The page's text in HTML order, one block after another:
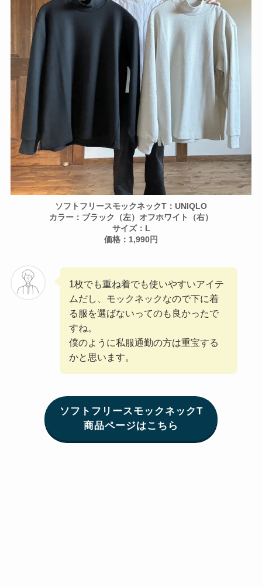
ソフトフリースモックネックT：UNIQLO
カラー：ブラック（左）オフホワイト（右）
サイズ：L
価格：1,990円
1枚でも重ね着でも使いやすいアイテ
ムだし、モックネックなので下に着
る服を選ばないってのも良かったで
すね。
僕のように私服通勤の方は重宝する
かと思います。
ソフトフリースモックネックT
商品ページはこちら